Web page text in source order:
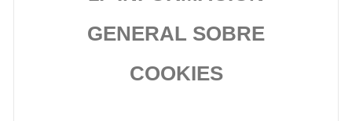
GENERAL SOBRE
COOKIES